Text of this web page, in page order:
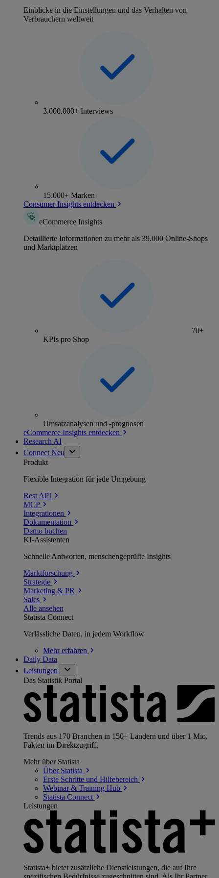
Einblicke in die Einstellungen und das Verhalten von
Verbrauchern weltweit
3.000.000+ Interviews
15.000+ Marken
Consumer Insights entdecken
eCommerce Insights
Detaillierte Informationen zu mehr als 39.000 Online-Shops
und Marktplätzen
70+
KPIs pro Shop
Umsatzanalysen und -prognosen
eCommerce Insights entdecken
Research AI
Connect Neu
Produkt
Flexible Integration für jede Umgebung
Rest API
MCP
Integrationen
Dokumentation
Demo buchen
KI-Assistenten
Schnelle Antworten, menschengeprüfte Insights
Marktforschung
Strategie
Marketing & PR
Sales
Alle ansehen
Statista Connect
Verlässliche Daten, in jedem Workflow
Mehrerfahren
Daily Data
Leistungen
Das Statistik Portal
Trends aus 170 Branchen in 150+ Ländern und über 1 Mio.
Fakten im Direktzugriff.
Mehr über Statista
Über Statista
Erste Schritte und Hilfebereich
Webinar & Training Hub
Statista Connect
Leistungen
Statista+ bietet zusätzliche Dienstleistungen, die auf Ihre
spezifischen Bedürfnisse zugeschnitten sind. Als Ihr Partner